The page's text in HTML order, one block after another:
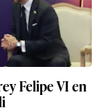
Felipe VI en